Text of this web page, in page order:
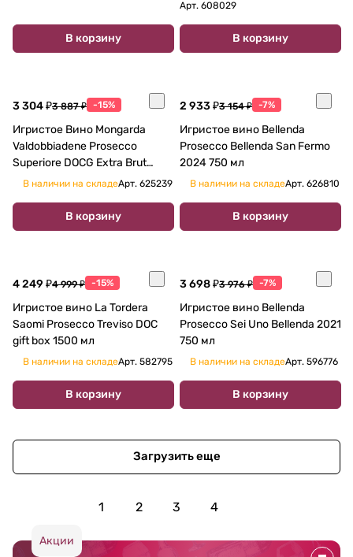
В корзину
Арт. 608029
В корзину
3 304 ₽3 887 ₽ -15%
Игристое Вино Mongarda
Valdobbiadene Prosecco
Superiore DOCG Extra Brut
2022 750 мл
В наличии на складеАрт. 625239
В корзину
2 933 ₽3 154 ₽ -7%
Игристое вино Bellenda
Prosecco Bellenda San Fermo
2024 750 мл
В наличии на складеАрт. 626810
В корзину
4 249 ₽4 999 ₽ -15%
Игристое вино La Tordera
Saomi Prosecco Treviso DOC
gift box 1500 мл
В наличии на складеАрт. 582795
В корзину
3 698 ₽3 976 ₽ -7%
Игристое вино Bellenda
Prosecco Sei Uno Bellenda 2021
750 мл
В наличии на складеАрт. 596776
В корзину
Загрузить еще
1 2 3 4
Акции